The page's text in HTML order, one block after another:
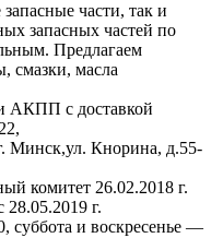
части, так и
запасных частей по
Предлагаем
смазки, масла
АКПП с доставкой
Минск,ул. Кнорина, д.55-
комитет 26.02.2018 г.
28.05.2019 г.
суббота и воскресенье —